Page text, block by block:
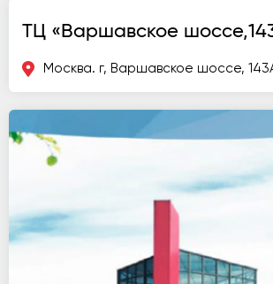
ТЦ «Варшавское
Москва. г, Варшавское шоссе,